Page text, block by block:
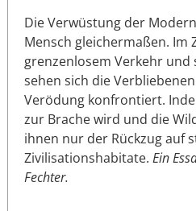
Die Verwüstung der
Mensch gleichermaßen. Im
grenzenlosem Verkehr
sehen sich die
Verödung konfrontiert.
zur Brache wird und die
ihnen nur der Rückzug auf
Zivilisationshabitate. Ein
Fechter.